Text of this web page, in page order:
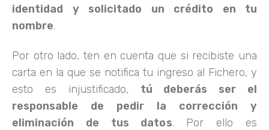
identidad y solicitado un crédito en tu
nombre.
Por otro lado, ten en cuenta que si recibiste una
carta en la que se notifica tu ingreso al Fichero, y
esto es injustificado, tú deberás ser el
responsable de pedir la corrección y
eliminación de tus datos. Por ello es